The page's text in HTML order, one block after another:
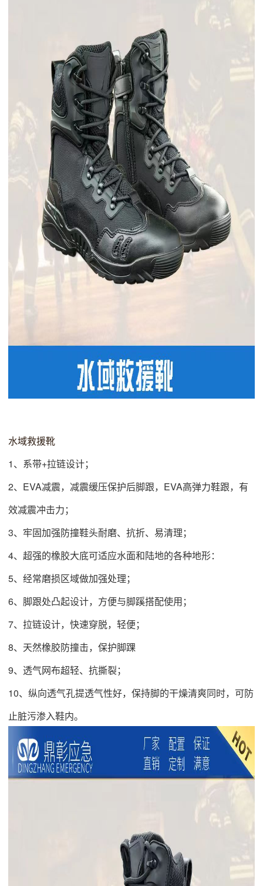
水域救援靴
1、系带+拉链设计；
2、EVA减震，减震缓压保护后脚跟，EVA高弹力鞋跟，有
效减震冲击力；
3、牢固加强防撞鞋头耐磨、抗折、易清理；
4、超强的橡胶大底可适应水面和陆地的各种地形：
5、经常磨损区域做加强处理；
6、脚跟处凸起设计，方便与脚蹊搭配使用；
7、拉链设计，快速穿脱，轻便；
8、天然橡胶防撞击，保护脚踝
9、透气网布超轻、抗撕裂；
10、纵向透气孔提透气性好，保持脚的干燥清爽同时，可防
止脏污渗入鞋内。